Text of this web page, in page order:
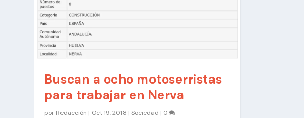
Buscan a ocho motoserristas
para trabajar en Nerva
por Redacción | Oct 19, 2018 |Sociedad | 0